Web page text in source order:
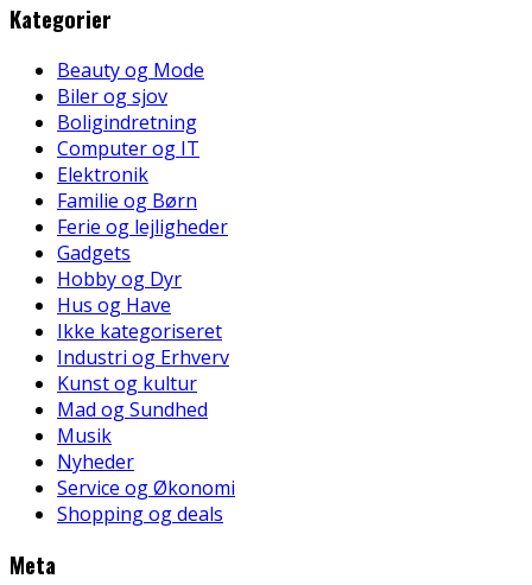
Kategorier
Beauty og Mode
Biler og sjov
Boligindretning
Computer og IT
Elektronik
Familie og Børn
Ferie og lejligheder
Gadgets
Hobby og Dyr
Hus og Have
Ikke kategoriseret
Industri og Erhverv
Kunst og kultur
Mad og Sundhed
Musik
Nyheder
Service og Økonomi
Shopping og deals
Meta